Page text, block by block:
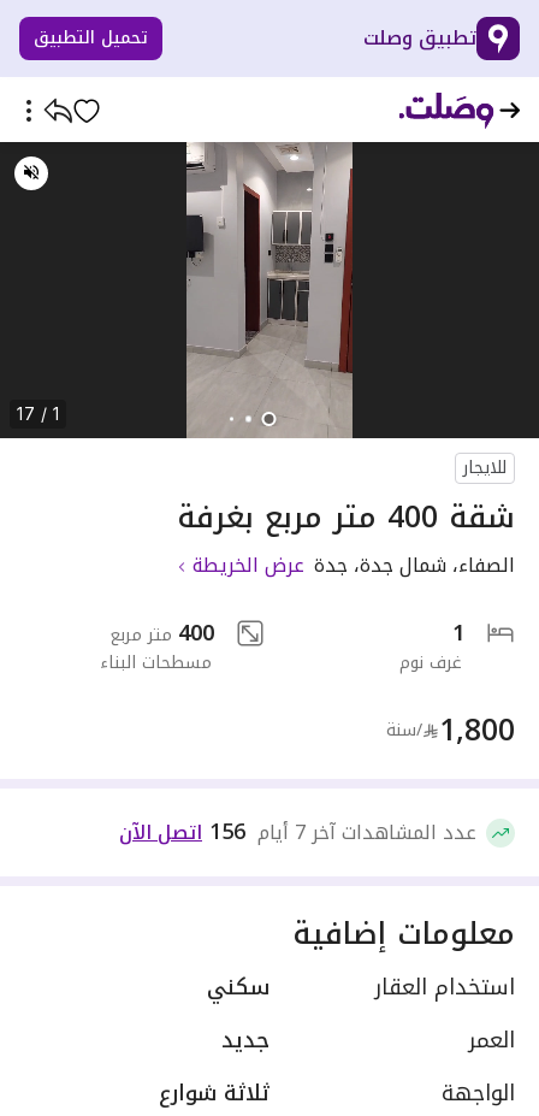
تطبيق وصلت تحميل التطبيق
1 / 17
للايجار
شقة 400 متر مربع بغرفة
الصفاء، شمال جدة، جدة عرض الخريطة
1
غرف نوم
400 متر مربع
مسطحات البناء
1,800 /سنة
عدد المشاهدات آخر 7 أيام 156 اتصل الآن
معلومات إضافية
استخدام العقار
سكني
العمر
جديد
الواجهة
ثلاثة شوارع